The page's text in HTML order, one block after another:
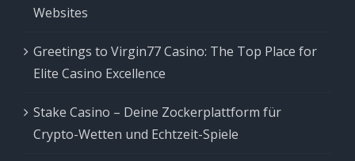
Websites
Greetings to Virgin77 Casino: The Top Place for
Elite Casino Excellence
Stake Casino – Deine Zockerplattform für
Crypto-Wetten und Echtzeit-Spiele